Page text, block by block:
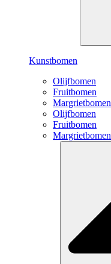
Kunstbomen
Olijfbomen
Fruitbomen
Margrietbomen
Olijfbomen
Fruitbomen
Margrietbomen